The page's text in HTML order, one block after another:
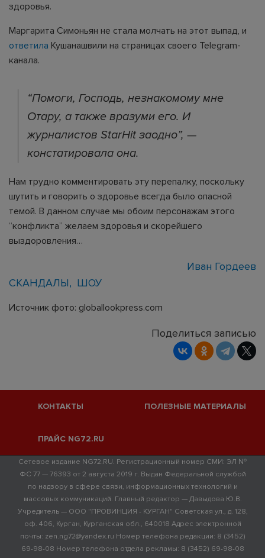
здоровья.
Маргарита Симоньян не стала молчать на этот выпад, и
ответила Кушанашвили на страницах своего Telegram-
канала.
“Помоги, Господь, незнакомому мне
Отару, а также вразуми его. И
журналистов StarHit заодно”, —
констатировала она.
Нам трудно комментировать эту перепалку, поскольку
шутить и говорить о здоровье всегда было опасной
темой. В данном случае мы обоим персонажам этого
“конфликта” желаем здоровья и скорейшего
выздоровления…
Иван Гордеев
СКАНДАЛЫ
ШОУ
Источник фото: globallookpress.com
Поделиться записью
КОНТАКТЫ ПОЛЕЗНЫЕ МАТЕРИАЛЫ
ПРАЙС NG72.RU
Сетевое издание NG72.RU. Регистрационный номер СМИ: ЭЛ №
ФС 77 — 76393 от 2 августа 2019 г. Выдан Федеральной службой
по надзору в сфере связи, информационных технологий и
массовых коммуникаций. Главный редактор — Давыдова Ю.В.
Учредитель — ООО "ПРОВИНЦИЯ - КУРГАН" Советская ул., д. 128,
оф. 406, Курган, Курганская обл., 640018 Адрес электронной
почты: zen.ng72@yandex.ru Номер телефона редакции: 8 (3452)
69-98-08 Номер телефона отдела рекламы: 8 (3452) 69-98-08